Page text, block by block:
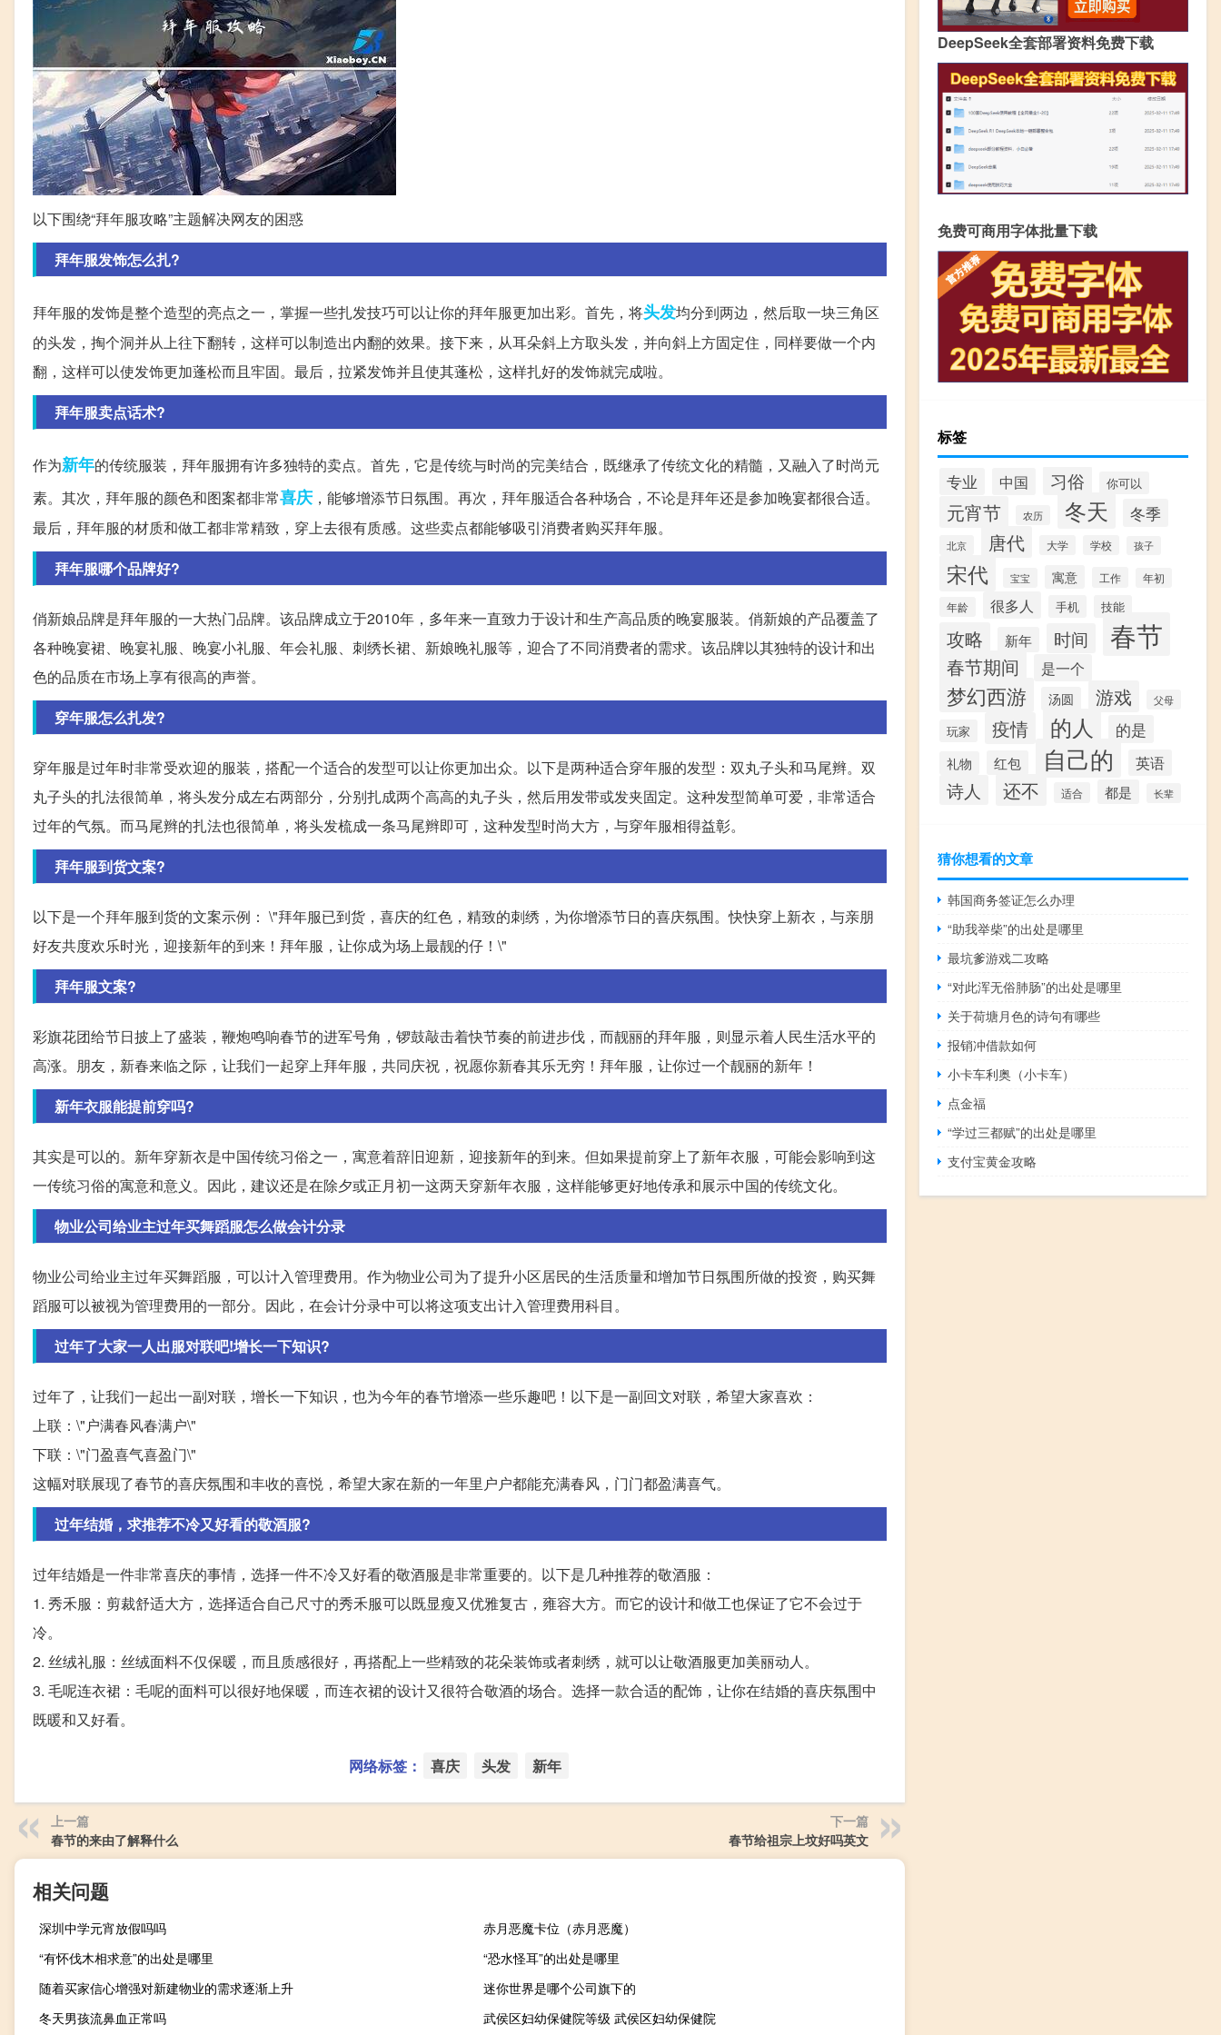
以下围绕“拜年服攻略”主题解决网友的困惑
拜年服发饰怎么扎?
拜年服的发饰是整个造型的亮点之一，掌握一些扎发技巧可以让你的拜年服更加出彩。首先，将头发均分到两边，然后取一块三角区
的头发，掏个洞并从上往下翻转，这样可以制造出内翻的效果。接下来，从耳朵斜上方取头发，并向斜上方固定住，同样要做一个内
翻，这样可以使发饰更加蓬松而且牢固。最后，拉紧发饰并且使其蓬松，这样扎好的发饰就完成啦。
拜年服卖点话术?
作为新年的传统服装，拜年服拥有许多独特的卖点。首先，它是传统与时尚的完美结合，既继承了传统文化的精髓，又融入了时尚元
素。其次，拜年服的颜色和图案都非常喜庆 ，能够增添节日氛围。再次，拜年服适合各种场合，不论是拜年还是参加晚宴都很合适。
最后，拜年服的材质和做工都非常精致，穿上去很有质感。这些卖点都能够吸引消费者购买拜年服。
拜年服哪个品牌好?
俏新娘品牌是拜年服的一大热门品牌。该品牌成立于2010年，多年来一直致力于设计和生产高品质的晚宴服装。俏新娘的产品覆盖了
各种晚宴裙、晚宴礼服、晚宴小礼服、年会礼服、刺绣长裙、新娘晚礼服等，迎合了不同消费者的需求。该品牌以其独特的设计和出
色的品质在市场上享有很高的声誉。
穿年服怎么扎发?
穿年服是过年时非常受欢迎的服装，搭配一个适合的发型可以让你更加出众。以下是两种适合穿年服的发型：双丸子头和马尾辫。双
丸子头的扎法很简单，将头发分成左右两部分，分别扎成两个高高的丸子头，然后用发带或发夹固定。这种发型简单可爱，非常适合
过年的气氛。而马尾辫的扎法也很简单，将头发梳成一条马尾辫即可，这种发型时尚大方，与穿年服相得益彰。
拜年服到货文案?
以下是一个拜年服到货的文案示例： \"拜年服已到货，喜庆的红色，精致的刺绣，为你增添节日的喜庆氛围。快快穿上新衣，与亲朋
好友共度欢乐时光，迎接新年的到来！拜年服，让你成为场上最靓的仔！\"
拜年服文案?
彩旗花团给节日披上了盛装，鞭炮鸣响春节的进军号角，锣鼓敲击着快节奏的前进步伐，而靓丽的拜年服，则显示着人民生活水平的
高涨。朋友，新春来临之际，让我们一起穿上拜年服，共同庆祝，祝愿你新春其乐无穷！拜年服，让你过一个靓丽的新年！
新年衣服能提前穿吗?
其实是可以的。新年穿新衣是中国传统习俗之一，寓意着辞旧迎新，迎接新年的到来。但如果提前穿上了新年衣服，可能会影响到这
一传统习俗的寓意和意义。因此，建议还是在除夕或正月初一这两天穿新年衣服，这样能够更好地传承和展示中国的传统文化。
物业公司给业主过年买舞蹈服怎么做会计分录
物业公司给业主过年买舞蹈服，可以计入管理费用。作为物业公司为了提升小区居民的生活质量和增加节日氛围所做的投资，购买舞
蹈服可以被视为管理费用的一部分。因此，在会计分录中可以将这项支出计入管理费用科目。
过年了大家一人出服对联吧!增长一下知识?
过年了，让我们一起出一副对联，增长一下知识，也为今年的春节增添一些乐趣吧！以下是一副回文对联，希望大家喜欢：
上联：\"户满春风春满户\"
下联：\"门盈喜气喜盈门\"
这幅对联展现了春节的喜庆氛围和丰收的喜悦，希望大家在新的一年里户户都能充满春风，门门都盈满喜气。
过年结婚，求推荐不冷又好看的敬酒服?
过年结婚是一件非常喜庆的事情，选择一件不冷又好看的敬酒服是非常重要的。以下是几种推荐的敬酒服：
1. 秀禾服：剪裁舒适大方，选择适合自己尺寸的秀禾服可以既显瘦又优雅复古，雍容大方。而它的设计和做工也保证了它不会过于
冷。
2. 丝绒礼服：丝绒面料不仅保暖，而且质感很好，再搭配上一些精致的花朵装饰或者刺绣，就可以让敬酒服更加美丽动人。
3. 毛呢连衣裙：毛呢的面料可以很好地保暖，而连衣裙的设计又很符合敬酒的场合。选择一款合适的配饰，让你在结婚的喜庆氛围中
既暖和又好看。
网络标签： 喜庆 头发 新年
上一篇
春节的来由了解释什么
下一篇
春节给祖宗上坟好吗英文
相关问题
深圳中学元宵放假吗吗
赤月恶魔卡位（赤月恶魔）
“有怀伐木相求意”的出处是哪里
“恐水怪耳”的出处是哪里
随着买家信心增强对新建物业的需求逐渐上升
迷你世界是哪个公司旗下的
冬天男孩流鼻血正常吗
武侯区妇幼保健院等级 武侯区妇幼保健院
DeepSeek全套部署资料免费下载
免费可商用字体批量下载
标签
专业 中国 习俗 你可以
元宵节 农历 冬天 冬季
北京 唐代 大学 学校 孩子
宋代 宝宝 寓意 工作
年初
年龄
很多人 手机 技能
攻略 新年 时间 春节
春节期间 是一个
梦幻西游 汤圆 游戏 父母
玩家 疫情 的人 的是
礼物 红包 自己的 英语
诗人 还不 适合 都是 长辈
猜你想看的文章
韩国商务签证怎么办理
“助我举柴”的出处是哪里
最坑爹游戏二攻略
“对此浑无俗肺肠”的出处是哪里
关于荷塘月色的诗句有哪些
报销冲借款如何
小卡车利奥（小卡车）
点金福
“学过三都赋”的出处是哪里
支付宝黄金攻略